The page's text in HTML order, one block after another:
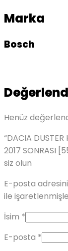
Marka
Bosch
Henüz
“DACIA DUSTER
2017 SONRASI
siz olun
E-posta
ile
İsim *
E-posta *